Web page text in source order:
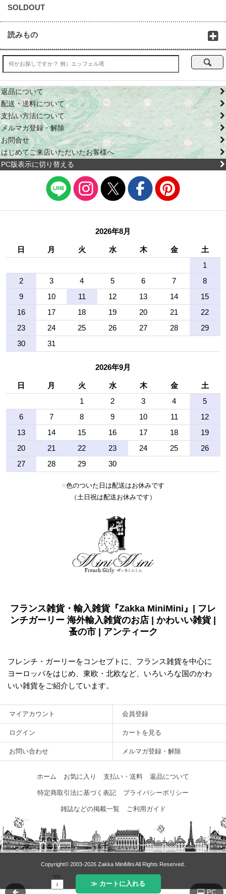
個数
≫ カートに入れる
SOLDOUT
読みもの
返品について
配送・送料について
支払い方法について
メルマガ登録・解除
お問合せ
はじめてご来店いただいたお客様へ
PC版表示に切り替える
2026年8月
日 月 火 水 木 金
土
1
2
3 4 5 6 7
8
9
10 11 12 13 14
15
16
17 18 19 20 21
22
23
24 25 26 27 28
29
30
31
2026年9月
日 月 火 水 木 金
土
1
2 3 4
5
6
7 8 9 10 11
12
13
14 15 16 17 18
19
20
21 22 23 24 25
26
27
28 29 30
■色のついた日は配送はお休みです
（土日祝は配送お休みです）
フランス雑貨・輸入雑貨『Zakka MiniMini』| フレ
ンチガーリー 海外輸入雑貨のお店 | かわいい雑貨 |
蚤の市 | アンティーク
フレンチ・ガーリーをコンセプトに、フランス雑貨を中心に
ヨーロッパをはじめ、東欧・北欧など、いろいろな国のかわ
いい雑貨をご紹介しています。
マイアカウント 会員登録
ログイン カートを見る
お問い合わせ メルマガ登録・解除
ホーム お気に入り 支払い・送料 返品について
特定商取引法に基づく表記 プライバシーポリシー
雑誌などの掲載一覧 ご利用ガイド
Copyright© 2003‐2026 Zakka MiniMini All Rights Reserved.
PC